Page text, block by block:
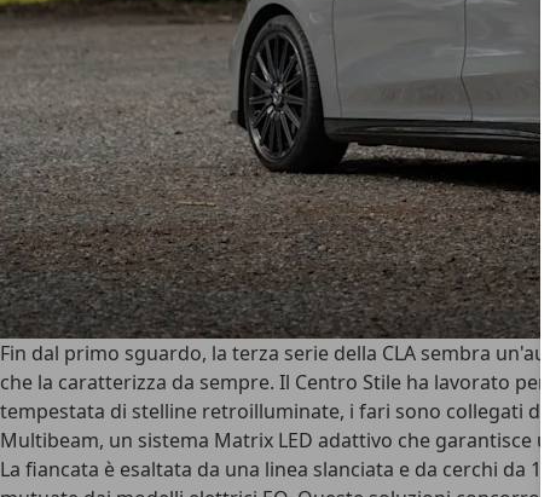
Fin dal primo sguardo, la terza serie della CLA sembra
che la caratterizza da sempre. Il Centro Stile ha lavorato
tempestata di stelline retroilluminate, i fari sono collegati
Multibeam, un sistema Matrix LED adattivo che garantisce
La fiancata è esaltata da una linea slanciata e da cerchi